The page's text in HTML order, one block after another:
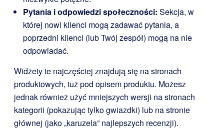
Pytania i odpowiedzi społeczności: Sekcja, w
której nowi klienci mogą zadawać pytania, a
poprzedni klienci (lub Twój zespół) mogą na nie
odpowiadać.
Widżety te najczęściej znajdują się na stronach
produktowych, tuż pod opisem produktu. Możesz
jednak również użyć mniejszych wersji na stronach
kategorii (pokazując tylko gwiazdki) lub na stronie
głównej (jako „karuzela” najlepszych recenzji).